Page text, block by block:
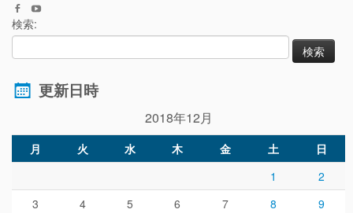
検索:
更新日時
2018年12月
月 火 水 木 金 土
日
1
2
3
4 5 6 7 8 9